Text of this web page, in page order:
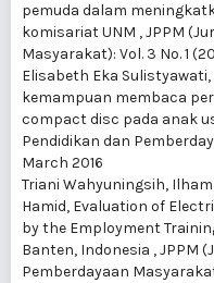
pemuda dalam
komisariat UNM ,JPPM
Masyarakat): Vol. 3 No. 1
Elisabeth Eka
kemampuan membaca
compact disc pada anak
Pendidikan dan
March 2016
Triani Wahyuningsih,
Hamid, Evaluation of
by the Employment
Banten, Indonesia ,JPPM
Pemberdayaan